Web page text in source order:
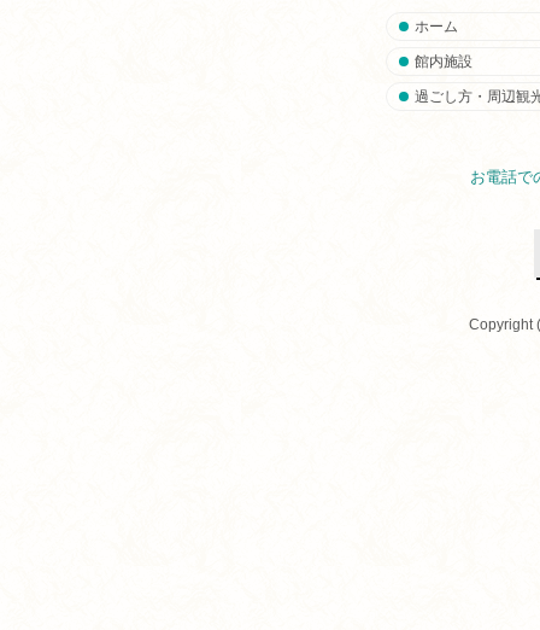
ホーム
館内施設
過ごし方・周辺観
お電話で
Copyright